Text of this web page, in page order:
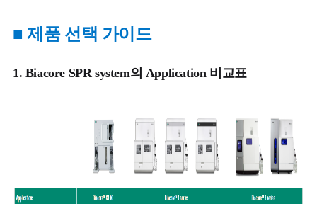
■제품 선택 가이드
1. Biacore SPR system의 Application 비교표